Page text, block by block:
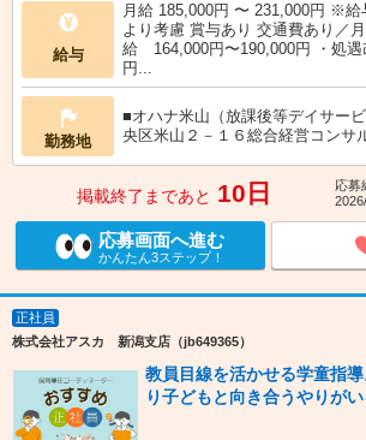
給与
月給 185,000円 〜 231,000円 ※給
より考慮 賞与あり 交通費あり／
給 164,000円〜190,000円 ・処
円...
勤務地
■オハナ米山（放課後等デイサー
央区米山２－１６総合経営コンサ
掲載終了まであと 10日
応募
応募画面へ進む
かんたん3ステップ！
正社員
株式会社アスカ 新潟支店（jb649365）
教員目線を活かせる学童指
り子どもと向き合うやりが